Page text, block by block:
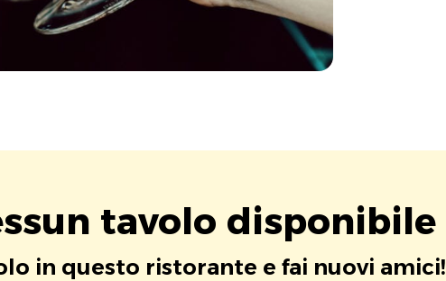
tavolo disponibile
in questo ristorante e fai nuovi amici!